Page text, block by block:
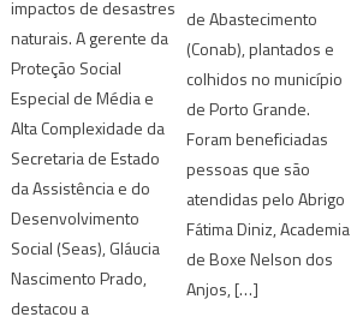
impactos de desastres
naturais. A gerente da
Proteção Social
Especial de Média e
Alta Complexidade da
Secretaria de Estado
da Assistência e do
Desenvolvimento
Social (Seas), Gláucia
Nascimento Prado,
destacou a
de Abastecimento
(Conab), plantados e
colhidos no município
de Porto Grande.
Foram beneficiadas
pessoas que são
atendidas pelo Abrigo
Fátima Diniz, Academia
de Boxe Nelson dos
Anjos, […]